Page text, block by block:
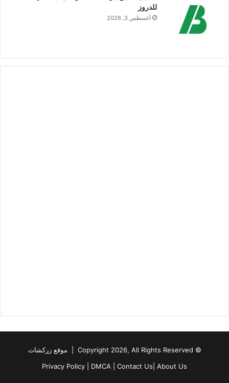
للدروز
أغسطس 3, 2026
© Copyright 2026, All Rights Reserved | موقع زركشات
Privacy Policy
DMCA Contact Us About Us